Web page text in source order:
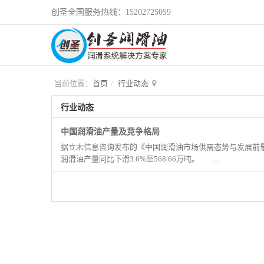
创圣全国服务热线：15202725059
当前位置： 首页 行业动态
行业动态
中国润滑油产量及竞争格局
据立木信息咨询发布的《中国润滑油市场供需态势与发展
润滑油产量同比下滑3.6%至568.66万吨。 ...